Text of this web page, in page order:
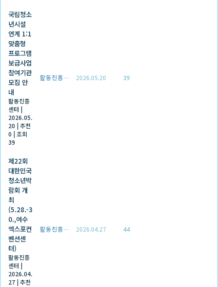
국립청소
년시설
연계 1:1
맞춤형
프로그램
보급사업
참여기관
모집 안
내
활동진흥
센터 |
2026.05.
20 |추천
0 |조회
39
활동진흥센터 2026.05.20 39
제22회
대한민국
청소년박
람회 개
최
(5.28.-3
0.,여수
엑스포컨
벤션센
터)
활동진흥
센터 |
2026.04.
27 |추천
활동진흥센터 2026.04.27 44